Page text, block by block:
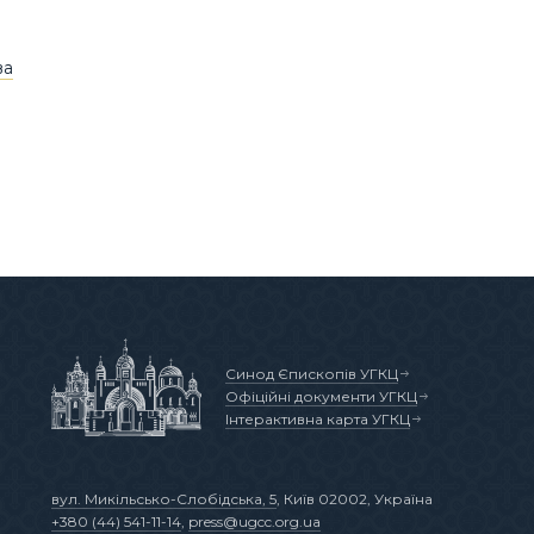
вул. Микільсько-Слобідська, 5 , Київ 02002, Україна
+380 (44) 541-11-14 press@ugcc.org.ua
Синод Єпископів УГКЦ
Офіційні документи УГКЦ
Інтерактивна карта УГКЦ